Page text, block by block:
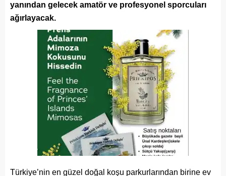
yanından gelecek amatör ve profesyonel sporcuları
ağırlayacak.
Türkiye’nin en güzel doğal koşu parkurlarından birine ev